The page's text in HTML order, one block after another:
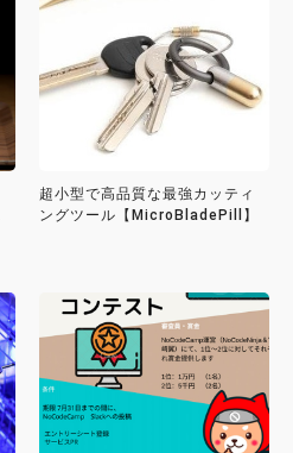
超小型で高品質な最強カッティ
ングツール【MicroBladePill】